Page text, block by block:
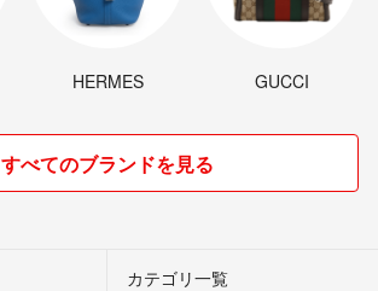
HERMES GUCCI
すべてのブランドを見る
カテゴリ一覧